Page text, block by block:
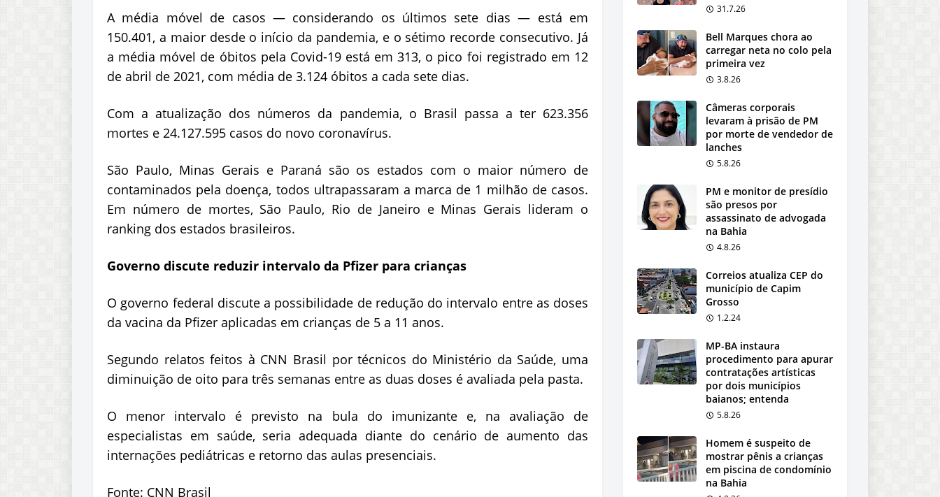
A média móvel de casos — considerando os últimos sete dias — está em
150.401, a maior desde o início da pandemia, e o sétimo recorde consecutivo. Já
a média móvel de óbitos pela Covid-19 está em 313, o pico foi registrado em 12
de abril de 2021, com média de 3.124 óbitos a cada sete dias.
Com a atualização dos números da pandemia, o Brasil passa a ter 623.356
mortes e 24.127.595 casos do novo coronavírus.
São Paulo, Minas Gerais e Paraná são os estados com o maior número de
contaminados pela doença, todos ultrapassaram a marca de 1 milhão de casos.
Em número de mortes, São Paulo, Rio de Janeiro e Minas Gerais lideram o
ranking dos estados brasileiros.
Governo discute reduzir intervalo da Pfizer para crianças
O governo federal discute a possibilidade de redução do intervalo entre as doses
da vacina da Pfizer aplicadas em crianças de 5 a 11 anos.
Segundo relatos feitos à CNN Brasil por técnicos do Ministério da Saúde, uma
diminuição de oito para três semanas entre as duas doses é avaliada pela pasta.
O menor intervalo é previsto na bula do imunizante e, na avaliação de
especialistas em saúde, seria adequada diante do cenário de aumento das
internações pediátricas e retorno das aulas presenciais.
Fonte: CNN Brasil
31.7.26
Bell Marques chora ao
carregar neta no colo pela
primeira vez
3.8.26
Câmeras corporais
levaram à prisão de PM
por morte de vendedor de
lanches
5.8.26
PM e monitor de presídio
são presos por
assassinato de advogada
na Bahia
4.8.26
Correios atualiza CEP do
município de Capim
Grosso
1.2.24
MP-BA instaura
procedimento para apurar
contratações artísticas
por dois municípios
baianos; entenda
5.8.26
Homem é suspeito de
mostrar pênis a crianças
em piscina de condomínio
na Bahia